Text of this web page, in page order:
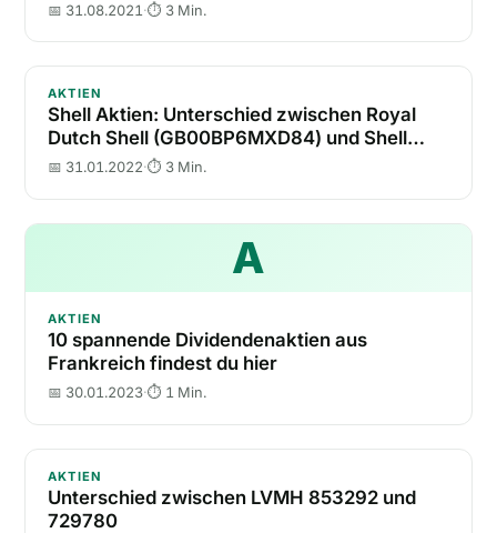
📅 31.08.2021 ·⏱ 3 Min.
Shell Aktien: Unterschied zwischen Royal Dutch
AKTIEN
Shell Aktien: Unterschied zwischen Royal
Dutch Shell (GB00BP6MXD84) und Shell
ADR (US7802593050)
📅 31.01.2022·⏱ 3 Min.
A
10
AKTIEN
10 spannende Dividendenaktien aus
Frankreich findest du hier
📅 30.01.2023·⏱ 1 Min.
Unterschied zwischen LVMH 853292 und 729780
AKTIEN
Unterschied zwischen LVMH 853292 und
729780